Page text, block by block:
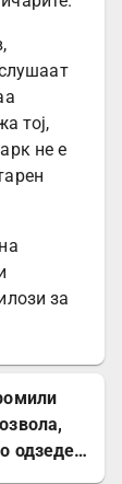
тој,
не е
за
одзеде